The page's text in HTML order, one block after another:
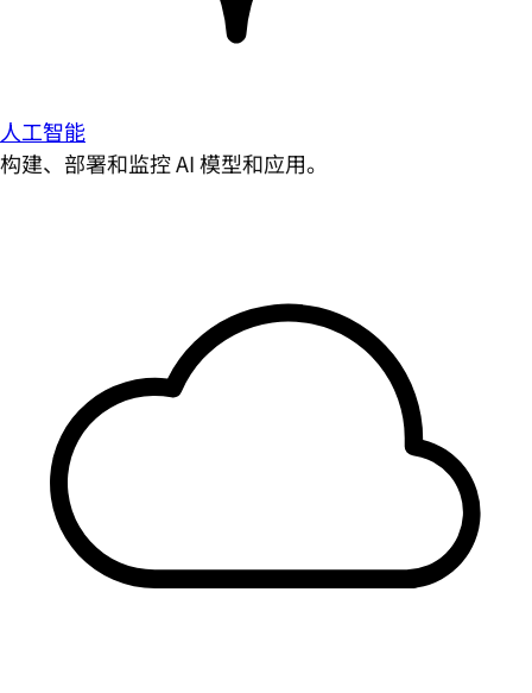
人工智能
构建、部署和监控 AI 模型和应用。